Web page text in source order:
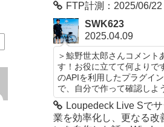
FTP計測：2025/06/22
SWK623
2025.04.09
＞鯨野世太郎さんコメント
す！お役に立てて何よりで
のAPIを利用したプラグイ
で、自分で作って確認しよ
Loupedeck Live Sで
業を効率化し、更なる改